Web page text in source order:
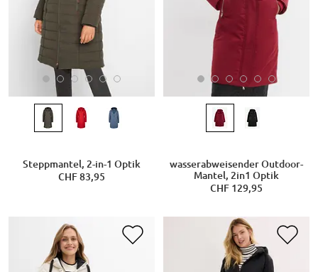
Steppmantel, 2-in-1 Optik
CHF 83,95
wasserabweisender Outdoor-
Mantel, 2in1 Optik
CHF 129,95